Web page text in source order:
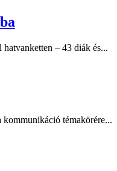
– 43 diák és...
kommunikáció témakörére...